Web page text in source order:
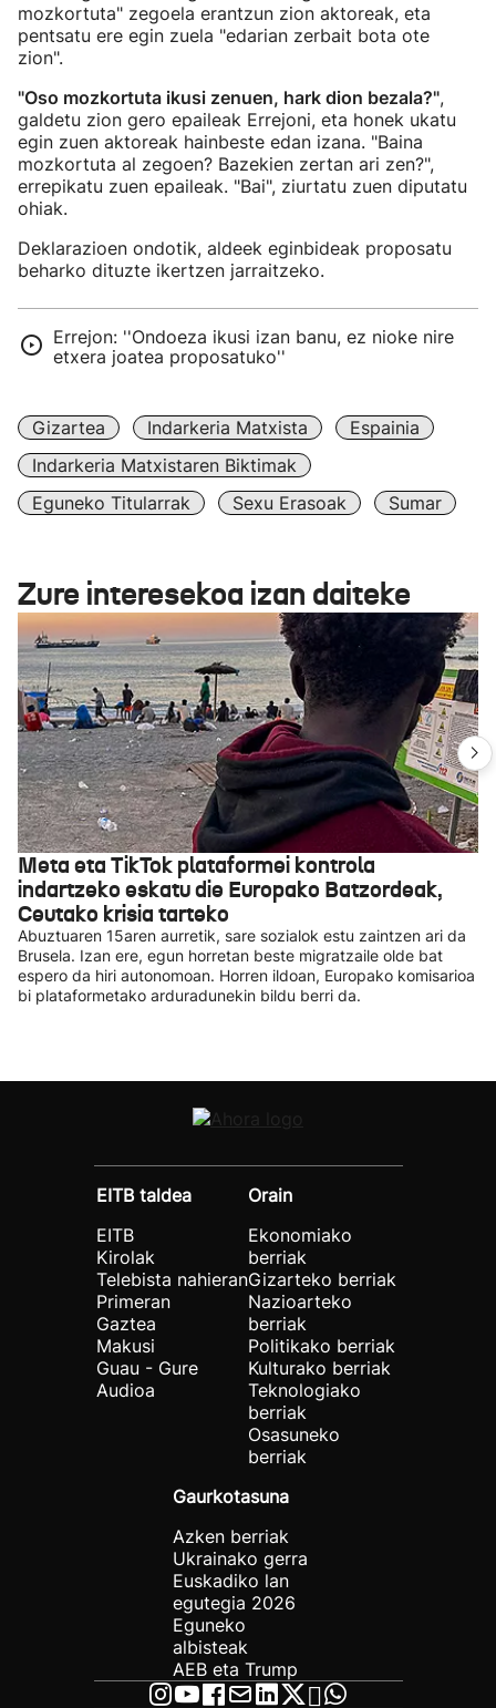
mozkortuta" zegoela erantzun zion aktoreak, eta
pentsatu ere egin zuela "edarian zerbait bota ote
zion".
"Oso mozkortuta ikusi zenuen, hark dion bezala?",
galdetu zion gero epaileak Errejoni, eta honek ukatu
egin zuen aktoreak hainbeste edan izana. "Baina
mozkortuta al zegoen? Bazekien zertan ari zen?",
errepikatu zuen epaileak. "Bai", ziurtatu zuen diputatu
ohiak.
Deklarazioen ondotik, aldeek eginbideak proposatu
beharko dituzte ikertzen jarraitzeko.
Errejon: ''Ondoeza ikusi izan banu, ez nioke nire
etxera joatea proposatuko''
Gizartea Indarkeria Matxista
Espainia
Indarkeria Matxistaren Biktimak
Eguneko Titularrak
Sexu Erasoak Sumar
Zure interesekoa izan daiteke
Meta eta TikTok plataformei kontrola
indartzeko eskatu die Europako Batzordeak,
Ceutako krisia tarteko
Abuztuaren 15aren aurretik, sare sozialok estu zaintzen ari da
Brusela. Izan ere, egun horretan beste migratzaile olde bat
espero da hiri autonomoan. Horren ildoan, Europako komisarioa
bi plataformetako arduradunekin bildu berri da.
EITB taldea
EITB
Kirolak
Telebista nahieran
Primeran
Gaztea
Makusi
Guau - Gure
Audioa
Orain
Ekonomiako
berriak
Gizarteko berriak
Nazioarteko
berriak
Politikako berriak
Kulturako berriak
Teknologiako
berriak
Osasuneko
berriak
Gaurkotasuna
Azken berriak
Ukrainako gerra
Euskadiko lan
egutegia 2026
Eguneko
albisteak
AEB eta Trump